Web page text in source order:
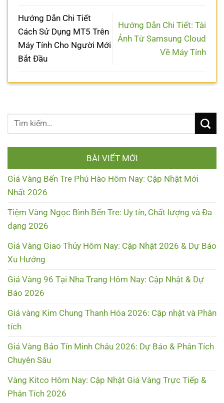
Hướng Dẫn Chi Tiết
Cách Sử Dụng MT5 Trên
Máy Tính Cho Người Mới
Bắt Đầu
Hướng Dẫn Chi Tiết: Tài
Ảnh Từ Samsung Cloud
Về Máy Tính
BÀI VIẾT MỚI
Giá Vàng Bến Tre Phú Hào Hôm Nay: Cập Nhật Mới
Nhất 2026
Tiệm Vàng Ngọc Bình Bến Tre: Uy tín, Chất lượng và Đa
dạng 2026
Giá Vàng Giao Thủy Hôm Nay: Cập Nhật 2026 & Dự Báo
Xu Hướng
Giá Vàng 96 Tại Nha Trang Hôm Nay: Cập Nhật & Dự
Báo 2026
Giá vàng Kim Chung Thanh Hóa 2026: Cập nhật và Phân
tích
Giá Vàng Bảo Tín Minh Châu 2026: Dự Báo & Phân Tích
Chuyên Sâu
Vàng Kitco Hôm Nay: Cập Nhật Giá Vàng Trực Tiếp &
Phân Tích 2026